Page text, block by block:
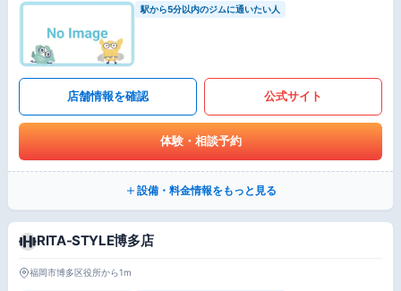
駅から5分以内のジムに通いたい人
店舗情報を確認 公式サイト
体験・相談予約
設備・料金情報をもっと見る
RITA-STYLE博多店
福岡市博多区役所から1m